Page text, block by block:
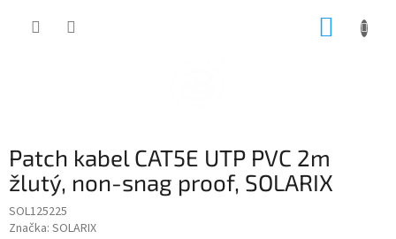
Patch kabel CAT5E UTP PVC 2m
žlutý, non-snag proof, SOLARIX
SOL125225
Značka: SOLARIX